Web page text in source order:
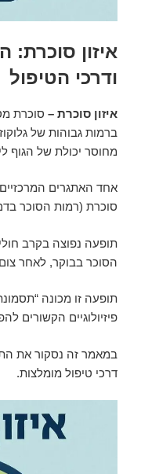
איזון
ודרכי הטיפול
איזון סוכרת –
ברמות גבוהות של
מחוסר יכולת של הגוף
אחד האתגרים
סוכרת (רמות הסוכר
הסוכר בבוקר, לאחר צום
תופעה זו מכונה
פיזיולוגיים הקשורים
במאמר זה נסקור את
דרכי טיפול מומלצות.